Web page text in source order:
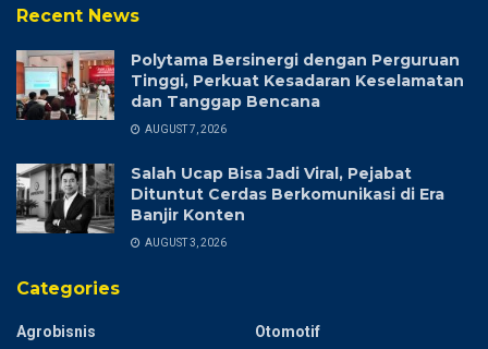
Recent News
Polytama Bersinergi dengan Perguruan
Tinggi, Perkuat Kesadaran Keselamatan
dan Tanggap Bencana
AUGUST 7, 2026
Salah Ucap Bisa Jadi Viral, Pejabat
Dituntut Cerdas Berkomunikasi di Era
Banjir Konten
AUGUST 3, 2026
Categories
Agrobisnis
Otomotif